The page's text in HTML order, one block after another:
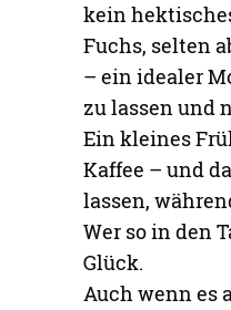
kein
Fuchs, selten
– ein idealer
zu lassen und
Ein kleines
Kaffee – und
lassen,
Wer so in den
Glück.
Auch wenn es